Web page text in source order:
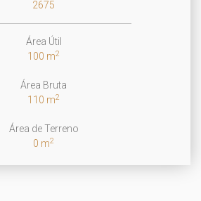
2675
Área Útil
100 m2
Área Bruta
110 m2
Área de Terreno
0 m2